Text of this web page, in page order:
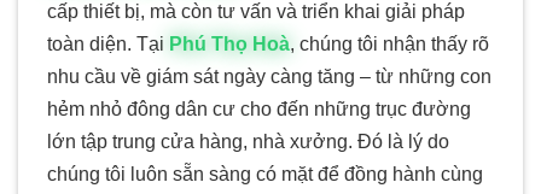
cấp thiết bị, mà còn tư vấn và triển khai giải pháp
toàn diện. Tại Phú Thọ Hoà, chúng tôi nhận thấy rõ
nhu cầu về giám sát ngày càng tăng – từ những con
hẻm nhỏ đông dân cư cho đến những trục đường
lớn tập trung cửa hàng, nhà xưởng. Đó là lý do
chúng tôi luôn sẵn sàng có mặt để đồng hành cùng